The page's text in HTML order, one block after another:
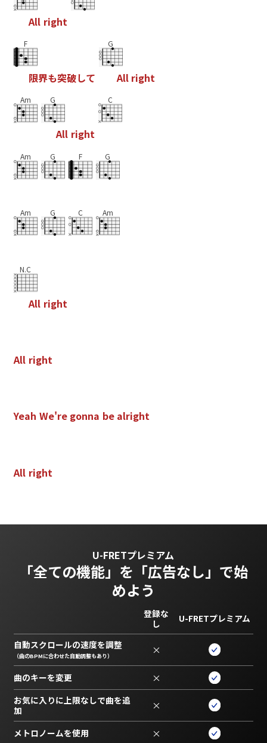
All right
F
限界も突破して
G
All right
Am G
All right
C
Am G F G
Am G C Am
N.C
All right
All right
Yeah We're gonna be alright
All right
U-FRETプレミアム
「全ての機能」を 「広告なし」で始
めよう
登録な
し
U-FRETプレミアム
自動スクロールの速度を調整
（曲のBPMに合わせた自動調整もあり） ×
曲のキーを変更 ×
お気に入りに上限なしで曲を追
加
×
メトロノームを使用 ×